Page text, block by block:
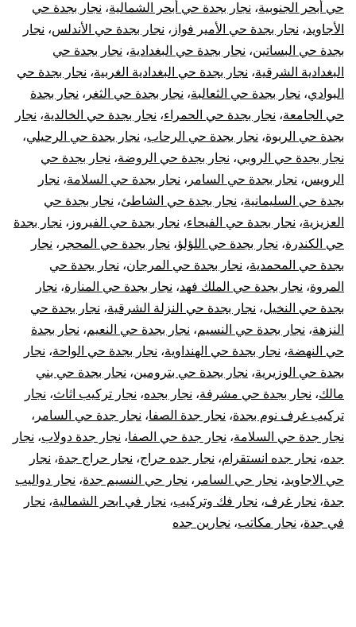
حي أبحر الجنوبية، نجار بجدة حي أبحر الشمالية، نجار بجدة حي
الأجاويد، نجار بجدة حي الأمير فواز ، نجار بجدة حي الأندلس، نجار
بجدة حي البساتين، نجار بجدة حي البغدادية، نجار بجدة حي
البغدادية الشرقية، نجار بجدة حي البغدادية الغربية، نجار بجدة حي
البوادي، نجار بجدة حي الثعالبة، نجار بجدة حي الثغر ، نجار بجدة
حي الجامعة، نجار بجدة حي الحمراء، نجار بجدة حي الخالدية، نجار
بجدة حي الربوة، نجار بجدة حي الرحاب، نجار بجدة حي الرحيلي،
نجار بجدة حي الروبي، نجار بجدة حي الروضة، نجار بجدة حي
الرويس، نجار بجدة حي السامر ، نجار بجدة حي السلامة، نجار
بجدة حي السليمانية، نجار بجدة حي الشاطئ، نجار بجدة حي
العزيزية، نجار بجدة حي الفيحاء، نجار بجدة حي الفيروز ، نجار بجدة
حي الكندرة، نجار بجدة حي اللؤلؤ، نجار بجدة حي المحجر ، نجار
بجدة حي المحمدية، نجار بجدة حي المرجان، نجار بجدة حي
المروة، نجار بجدة حي الملك فهد، نجار بجدة حي المنارة، نجار
بجدة حي النخيل، نجار بجدة حي النزلة الشرقية، نجار بجدة حي
النزهة، نجار بجدة حي النسيم، نجار بجدة حي النعيم، نجار بجدة
حي النهضة، نجار بجدة حي الهنداوية، نجار بجدة حي الواحة، نجار
بجدة حي الوزيرية، نجار بجدة حي بترومين، نجار بجدة حي بني
مالك، نجار بجدة حي مشرفة، نجار بجده، نجار تركيب اثاث، نجار
تركيب غرف نوم بجدة، نجار جدة الصفا، نجار جدة حي السامر ،
نجار جدة حي السلامة، نجار جدة حي الصفا، نجار جدة دولاب، نجار
جده، نجار جده انستقرام، نجار جده حراج، نجار حراج جدة، نجار
حي الاجاويد، نجار حي السامر ، نجار حي النسيم جدة، نجار دواليب
جدة، نجار غرف، نجار فك وتركيب، نجار في ابحر الشمالية، نجار
في جدة، نجار مكاتب، نجارين جده